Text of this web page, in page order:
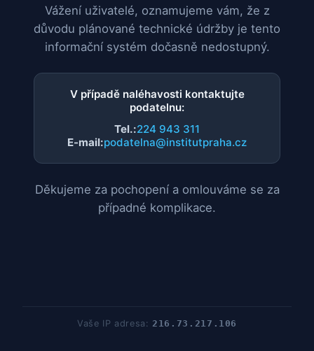
Vážení uživatelé, oznamujeme vám, že z
důvodu plánované technické údržby je tento
informační systém dočasně nedostupný.
V případě naléhavosti kontaktujte
podatelnu:
Tel.:224 943 311
E-mail:podatelna@institutpraha.cz
Děkujeme za pochopení a omlouváme se za
případné komplikace.
Vaše IP adresa:216.73.217.106